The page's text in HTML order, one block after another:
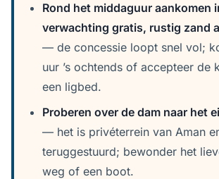
Rond het middaguur aankomen
verwachting gratis, rustig zand
— de concessie loopt snel vol;
uur ’s ochtends of accepteer de
een ligbed.
Proberen over de dam naar het
— het is privéterrein van Aman
teruggestuurd; bewonder het
weg of een boot.